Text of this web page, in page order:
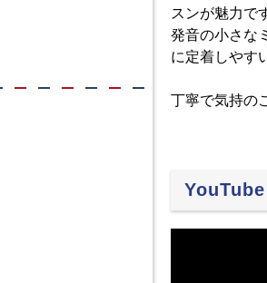
スンが魅力で
発音の小さな
に定着しやす
丁寧で気持の
YouTube